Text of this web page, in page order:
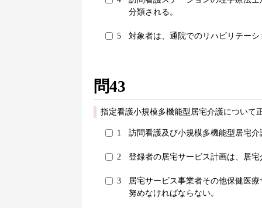
分類される。
5 対象者は、通院でのリハビリテー
問43
指定看護小規模多機能型居宅介護について
1 訪問看護及び小規模多機能型居宅
2 登録者の居宅サービス計画は、居
3
居宅サービス事業者その他保健医
努めなければならない。